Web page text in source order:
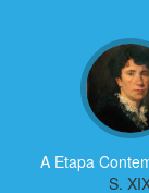
A Etapa
S.